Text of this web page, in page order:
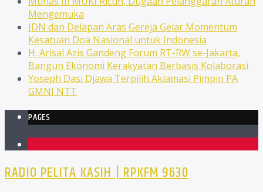
Mengemuka
JDN dan Delapan Aras Gereja Gelar Momentum
Kesatuan Doa Nasional untuk Indonesia
H. Arisal Azis Gandeng Forum RT-RW se-Jakarta,
Bangun Ekonomi Kerakyatan Berbasis Kolaborasi
Yoseph Dasi Djawa Terpilih Aklamasi Pimpin PA
GMNI NTT
PAGES
RADIO PELITA KASIH | RPKFM 9630